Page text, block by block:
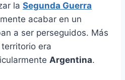
la Segunda Guerra
acabar en un
a ser perseguidos. Más
era
Argentina.